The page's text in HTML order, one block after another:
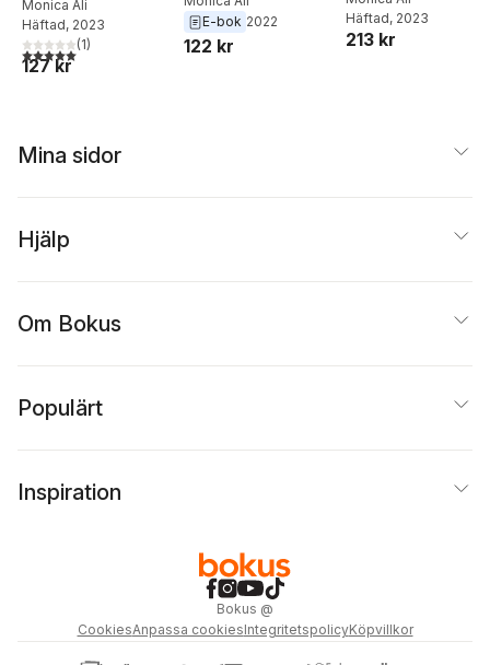
Monica Ali
Häftad, 2023
5,0utav 5 stjärnor. Totalt antal röster:
(1)
127 kr
E-bok 2022
122 kr
Häftad, 2023
213 kr
Mina sidor
Hjälp
Om Bokus
Populärt
Inspiration
Bokus @
CookiesAnpassa cookiesIntegritetspolicyKöpvillkor